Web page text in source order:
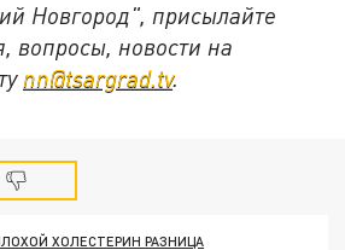
Новгород", присылайте
вопросы, новости на
nn@tsargrad.tv.
ХОЛЕСТЕРИН РАЗНИЦА